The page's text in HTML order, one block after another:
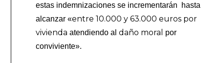
estas indemnizaciones se incrementarán hasta
alcanzar «entre 10.000 y 63.000 euros por
vivienda atendiendo aldaño moral
por
conviviente».